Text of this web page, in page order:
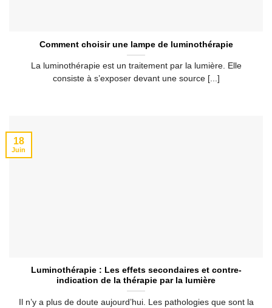
Comment choisir une lampe de luminothérapie
La luminothérapie est un traitement par la lumière. Elle
consiste à s’exposer devant une source [...]
Luminothérapie : Les effets secondaires et contre-
indication de la thérapie par la lumière
Il n’y a plus de doute aujourd’hui. Les pathologies que sont la
18
Juin